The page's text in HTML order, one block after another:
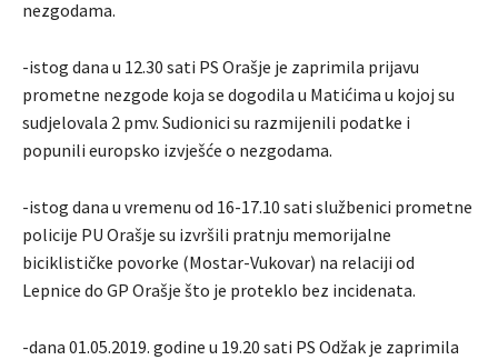
nezgodama.
-istog dana u 12.30 sati PS Orašje je zaprimila prijavu
prometne nezgode koja se dogodila u Matićima u kojoj su
sudjelovala 2 pmv. Sudionici su razmijenili podatke i
popunili europsko izvješće o nezgodama.
-istog dana u vremenu od 16-17.10 sati službenici prometne
policije PU Orašje su izvršili pratnju memorijalne
biciklističke povorke (Mostar-Vukovar) na relaciji od
Lepnice do GP Orašje što je proteklo bez incidenata.
-dana 01.05.2019. godine u 19.20 sati PS Odžak je zaprimila